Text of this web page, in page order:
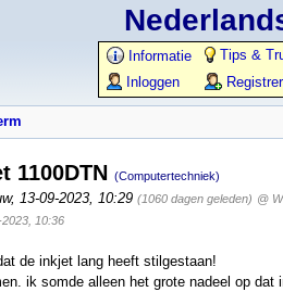
Informatie
Tips &
Inloggen
1100DTN (Computertechniek)
, 13-09-2023, 10:29 (1060 dagen geleden) @
10:36
de inkjet lang heeft stilgestaan!
ik somde alleen het grote nadeel op